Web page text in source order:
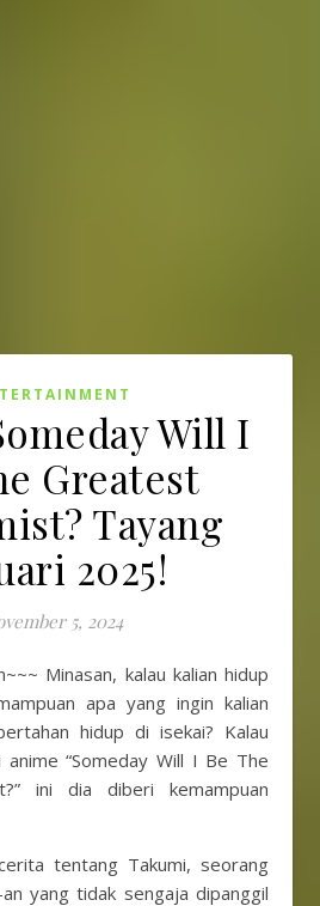
Will I
Greatest
Tayang
2025!
5, 2024
apa yang ingin kalian
hidup di isekai? Kalau
“Someday Will I Be The
ini dia diberi kemampuan
tentang Takumi, seorang
yang tidak sengaja dipanggil